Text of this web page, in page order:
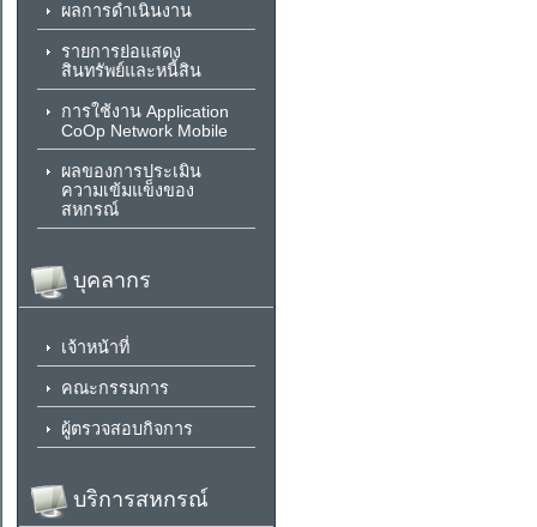
ผลการดำเนินงาน
รายการย่อแสดง
สินทรัพย์และหนี้สิน
การใช้งาน Application
CoOp Network Mobile
ผลของการประเมิน
ความเข้มแข็งของ
สหกรณ์
บุคลากร
เจ้าหน้าที่
คณะกรรมการ
ผู้ตรวจสอบกิจการ
บริการสหกรณ์